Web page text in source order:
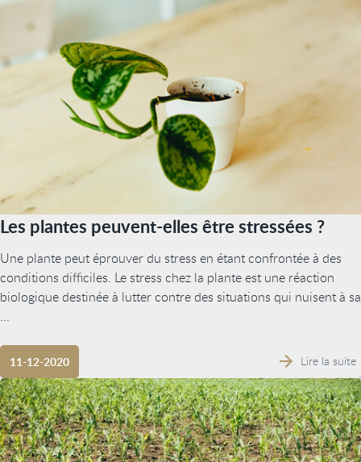
Les plantes peuvent-elles être stressées ?
Une plante peut éprouver du stress en étant confrontée à des
conditions difficiles. Le stress chez la plante est une réaction
biologique destinée à lutter contre des situations qui nuisent à sa
...
11-12-2020 Lire la suite